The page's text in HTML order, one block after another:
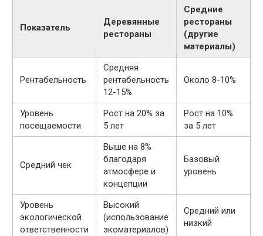
Показатель
Деревянные
рестораны
Средние
рестораны
(другие
материалы)
Рентабельность
Средняя
рентабельность
12-15%
Около 8-10%
Уровень
посещаемости
Рост на 20% за
5 лет
Рост на 10%
за 5 лет
Средний чек
Выше на 8%
благодаря
атмосфере и
концепции
Базовый
уровень
Уровень
экологической
ответственности
Высокий
(использование
экоматериалов)
Средний или
низкий